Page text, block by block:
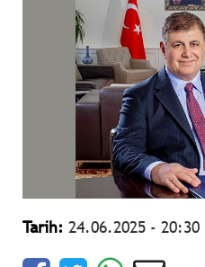
Tarih: 24.06.2025 - 20:30